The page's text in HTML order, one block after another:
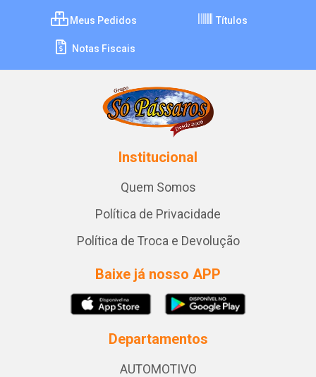
Meus Pedidos Títulos
Notas Fiscais
Institucional
Quem Somos
Política de Privacidade
Política de Troca e Devolução
Baixe já nosso APP
Departamentos
AUTOMOTIVO